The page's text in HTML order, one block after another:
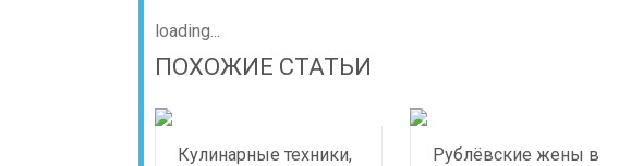
loading...
ПОХОЖИЕ СТАТЬИ
Кулинарные техники,
Рублёвские жены в